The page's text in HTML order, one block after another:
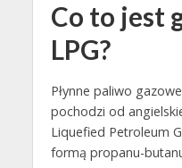
Co to jest
LPG?
Płynne paliwo
pochodzi od
Liquefied Petroleum
formą propanu-